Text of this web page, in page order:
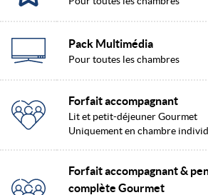
Pack Multimédia
Pour toutes les chambres
Forfait accompagnant
Lit et petit-déjeuner Gourmet
Uniquement en chambre
Forfait accompagnant &
complète Gourmet